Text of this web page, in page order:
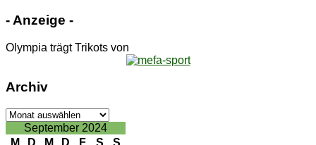
- An­zei­ge -
Olympia trägt Trikots von
Ar­chiv
Ar­
chivSeptember 2024
M
D M D F S
S